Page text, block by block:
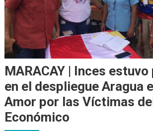
MARACAY | Inces
en el despliegue Aragua
Amor por las Víctimas
Económico